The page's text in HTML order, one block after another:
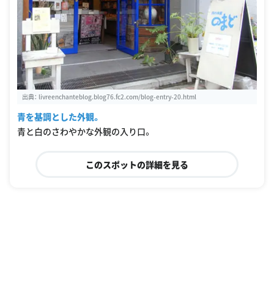
出典： livreenchanteblog.blog76.fc2.com/blog-entry-20.html
青を基調とした外観。
青と白のさわやかな外観の入り口。
このスポットの詳細を見る